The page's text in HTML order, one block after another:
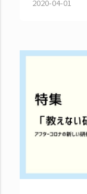
2020-04-01